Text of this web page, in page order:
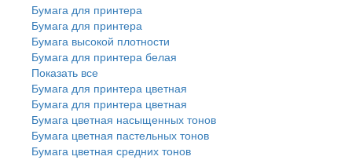
Бумага для принтера
Бумага для принтера
Бумага высокой плотности
Бумага для принтера белая
Показать все
Бумага для принтера цветная
Бумага для принтера цветная
Бумага цветная насыщенных тонов
Бумага цветная пастельных тонов
Бумага цветная средних тонов